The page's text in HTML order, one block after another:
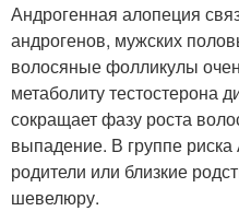
Андрогенная алопеция
андрогенов, мужских
волосяные фолликулы
метаболиту тестостерона
сокращает фазу роста
выпадение. В группе
родители или близкие
шевелюру.